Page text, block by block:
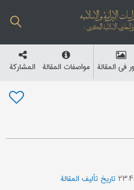
في المقالة مواصفات المقالة المشارکة
تاریخ تألیف المقالة